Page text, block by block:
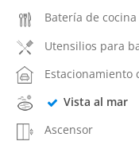
Batería de cocina
Utensilios para
Estacionamiento
Vista al mar
Ascensor